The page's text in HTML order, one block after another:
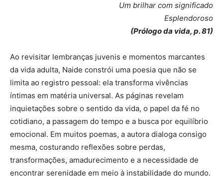
Um brilhar com significado
Esplendoroso
(Prólogo da vida, p. 81)
Ao revisitar lembranças juvenis e momentos marcantes
da vida adulta, Naide constrói uma poesia que não se
limita ao registro pessoal: ela transforma vivências
íntimas em matéria universal. As páginas revelam
inquietações sobre o sentido da vida, o papel da fé no
cotidiano, a passagem do tempo e a busca por equilíbrio
emocional. Em muitos poemas, a autora dialoga consigo
mesma, costurando reflexões sobre perdas,
transformações, amadurecimento e a necessidade de
encontrar serenidade em meio à instabilidade do mundo.